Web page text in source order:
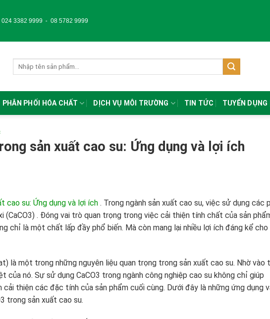
024 3382 9999 - 08 5782 9999
PHÂN PHỐI HÓA CHẤT DỊCH VỤ MÔI TRƯỜNG TIN TỨC TUYỂN DỤNG
sản xuất cao su: Ứng dụng và lợi ích
cao su: Ứng dụng và lợi ích . Trong ngành sản xuất cao su, việc sử dụng các
(CaCO3) . Đóng vai trò quan trọng trong việc cải thiện tính chất của sản
chỉ là một chất lấp đầy phổ biến. Mà còn mang lại nhiều lợi ích đáng kể cho
là một trong những nguyên liệu quan trọng trong sản xuất cao su. Nhờ vào
của nó. Sự sử dụng CaCO3 trong ngành công nghiệp cao su không chỉ giúp
cải thiện các đặc tính của sản phẩm cuối cùng. Dưới đây là những ứng dụng
trong sản xuất cao su.